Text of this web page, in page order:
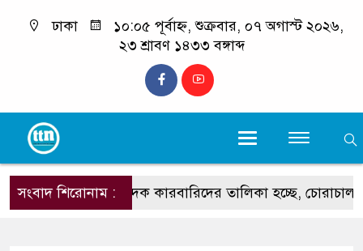
ঢাকা
১০:০৫ পূর্বাহ্ন, শুক্রবার, ০৭ অগাস্ট ২০২৬,
২৩ শ্রাবণ ১৪৩৩ বঙ্গাব্দ
সংবাদ শিরোনাম :
‘শীর্ষ মাদক কারবারিদের তালিকা হচ্ছে, চোরাচালানের রুটে